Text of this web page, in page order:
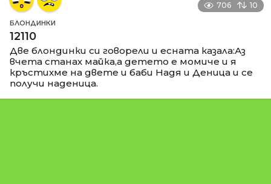
706 10
БЛОНДИНКИ
12110
Две блондинки си говорели и есната казала:Аз
вчета станах майка,а детето е момиче и я
кръстихме на двете и баби Надя и Деница и се
получи наденица.